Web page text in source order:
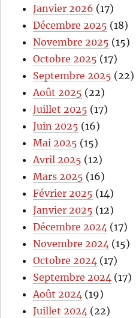
Janvier 2026 (17)
Décembre 2025 (18)
Novembre 2025 (15)
Octobre 2025 (17)
Septembre 2025 (22)
Août 2025 (22)
Juillet 2025 (17)
Juin 2025 (16)
Mai 2025 (15)
Avril 2025 (12)
Mars 2025 (16)
Février 2025 (14)
Janvier 2025 (12)
Décembre 2024 (17)
Novembre 2024 (15)
Octobre 2024 (17)
Septembre 2024 (17)
Août 2024 (19)
Juillet 2024 (22)